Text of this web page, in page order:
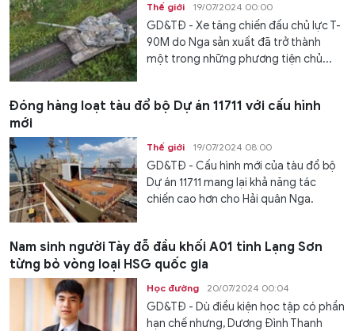
Thế giới 19/07/2024 00:00
GD&TĐ - Xe tăng chiến đấu chủ lực T-
90M do Nga sản xuất đã trở thành
một trong những phương tiện chủ...
Đóng hàng loạt tàu đổ bộ Dự án 11711 với cấu hình
mới
Thế giới 19/07/2024 08:00
GD&TĐ - Cấu hình mới của tàu đổ bộ
Dự án 11711 mang lại khả năng tác
chiến cao hơn cho Hải quân Nga.
Nam sinh người Tày đỗ đầu khối A01 tỉnh Lạng Sơn
từng bỏ vòng loại HSG quốc gia
Học đường 20/07/2024 00:04
GD&TĐ - Dù điều kiện học tập có phần
hạn chế nhưng, Dương Đình Thanh